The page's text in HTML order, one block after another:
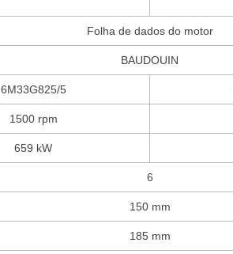
Folha de dados do motor
BAUDOUIN
6M33G825/5
1500 rpm
659 kW
6
150 mm
185 mm